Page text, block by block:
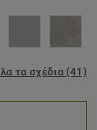
τα σχέδια (41)